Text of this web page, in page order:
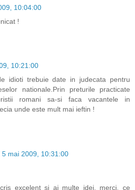
10:04:00
!
10:21:00
idioti trebuie date in judecata pentru
nationale.Prin preturile practicate
romani sa-si faca vacantele in
unde este mult mai ieftin !
5 mai 2009, 10:31:00
excelent si ai multe idei. merci. ce